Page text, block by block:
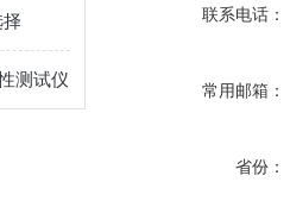
测试仪
联系电话：
常用邮箱：
省份：